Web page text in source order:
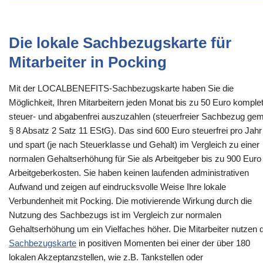
Die lokale Sachbezugskarte für
Mitarbeiter in Pocking
Mit der LOCALBENEFITS-Sachbezugskarte haben Sie die
Möglichkeit, Ihren Mitarbeitern jeden Monat bis zu 50 Euro
steuer- und abgabenfrei auszuzahlen (steuerfreier Sachbezug
§ 8 Absatz 2 Satz 11 EStG). Das sind 600 Euro steuerfrei pro Jahr
und spart (je nach Steuerklasse und Gehalt) im Vergleich zu einer
normalen Gehaltserhöhung für Sie als Arbeitgeber bis zu 900 Euro
Arbeitgeberkosten. Sie haben keinen laufenden administrativen
Aufwand und zeigen auf eindrucksvolle Weise Ihre lokale
Verbundenheit mit Pocking. Die motivierende Wirkung durch die
Nutzung des Sachbezugs ist im Vergleich zur normalen
Gehaltserhöhung um ein Vielfaches höher. Die Mitarbeiter nutzen
Sachbezugskarte in positiven Momenten bei einer der über 180
lokalen Akzeptanzstellen, wie z.B. Tankstellen oder